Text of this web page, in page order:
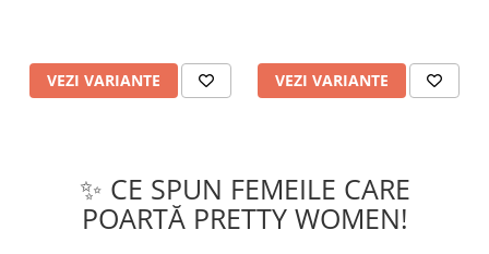
VEZI VARIANTE VEZI VARIANTE
✨ CE SPUN FEMEILE CARE
POARTĂ PRETTY WOMEN!